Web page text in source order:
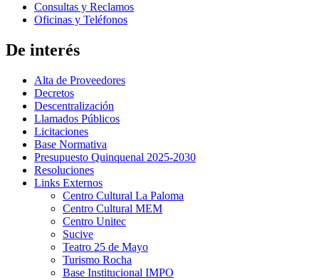
Consultas y Reclamos
Oficinas y Teléfonos
De interés
Alta de Proveedores
Decretos
Descentralización
Llamados Públicos
Licitaciones
Base Normativa
Presupuesto Quinquenal 2025-2030
Resoluciones
Links Externos
Centro Cultural La Paloma
Centro Cultural MEM
Centro Unitec
Sucive
Teatro 25 de Mayo
Turismo Rocha
Base Institucional IMPO